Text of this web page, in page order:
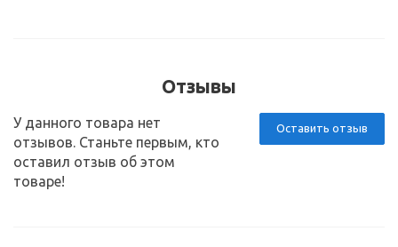
Отзывы
Оставить отзыв
У данного товара нет
отзывов. Станьте первым, кто
оставил отзыв об этом
товаре!